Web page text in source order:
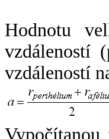
Hodnotu
vzdáleností
vzdáleností
Vypočítanou